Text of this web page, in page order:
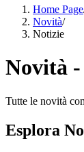
Home Page
Novità/
Notizie
Novità
Tutte le novità
Esplora